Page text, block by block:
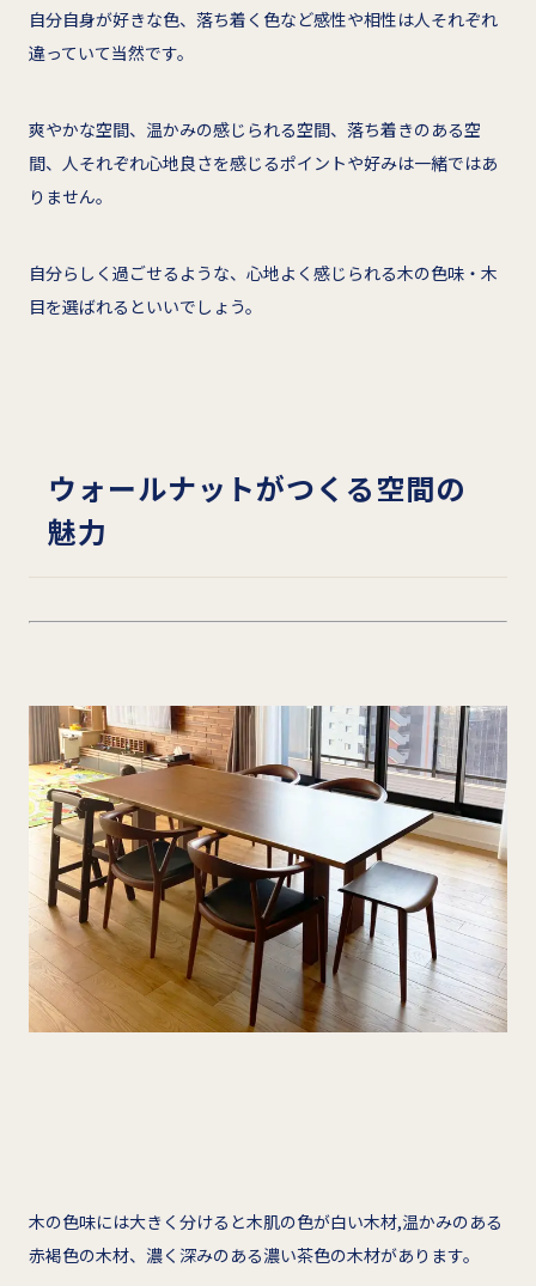
自分自身が好きな色、落ち着く色など感性や相性は人それぞれ
違っていて当然です。
爽やかな空間、温かみの感じられる空間、落ち着きのある空
間、人それぞれ心地良さを感じるポイントや好みは一緒ではあ
りません。
自分らしく過ごせるような、心地よく感じられる木の色味・木
目を選ばれるといいでしょう。
ウォールナットがつくる空間の
魅力
木の色味には大きく分けると木肌の色が白い木材,温かみのある
赤褐色の木材、濃く深みのある濃い茶色の木材があります。